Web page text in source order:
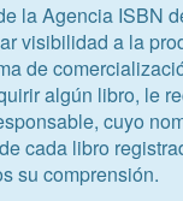
y
la Agencia ISBN
visibilidad a la
de
algún libro, le
cuyo
cada libro
su comprensión.